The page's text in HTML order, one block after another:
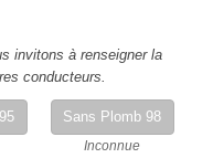
invitons à renseigner la
conducteurs.
Sans Plomb 98
Inconnue